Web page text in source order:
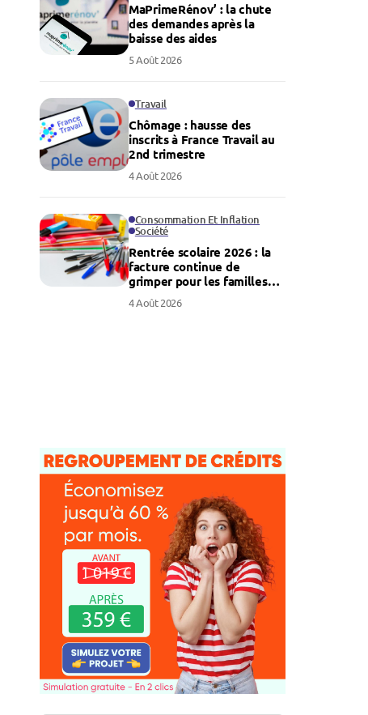
MaPrimeRénov’ : la chute
des demandes après la
baisse des aides
5 Août 2026
Travail
Chômage : hausse des
inscrits à France Travail au
2nd trimestre
4 Août 2026
Consommation Et Inflation
Société
Rentrée scolaire 2026 : la
facture continue de
grimper pour les familles
françaises
4 Août 2026